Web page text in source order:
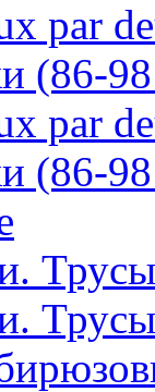
par
(86-
par
(86-